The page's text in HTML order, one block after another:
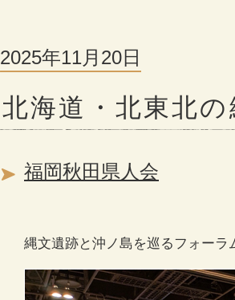
2025年11月20日
北海道・北東北
福岡秋田県人会
縄文遺跡と沖ノ島を巡るフォーラ